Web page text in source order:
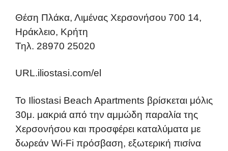
Θέση Πλάκα, Λιμένας Χερσονήσου 700 14,
Ηράκλειο, Κρήτη
Τηλ. 28970 25020
URL.iliostasi.com/el
Το Iliostasi Beach Apartments βρίσκεται μόλις
30μ. μακριά από την αμμώδη παραλία της
Χερσονήσου και προσφέρει καταλύματα με
δωρεάν Wi-Fi πρόσβαση, εξωτερική πισίνα